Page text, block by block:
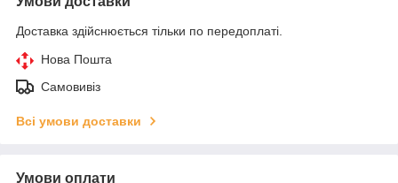
Доставка здійснюється тільки по передоплаті.
Нова Пошта
Самовивіз
Всі умови доставки
Умови оплати